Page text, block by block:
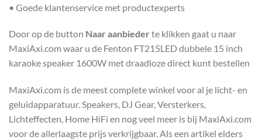
• Goede klantenservice met productexperts
Door op de button Naar aanbieder te klikken gaat u naar
MaxiAxi.com waar u de Fenton FT215LED dubbele 15 inch
karaoke speaker 1600W met draadloze direct kunt bestellen
MaxiAxi.com is de meest complete winkel voor al je licht- en
geluidapparatuur. Speakers, DJ Gear, Versterkers,
Lichteffecten, Home HiFi en nog veel meer is bij MaxiAxi.com
voor de allerlaagste prijs verkrijgbaar. Als een artikel elders